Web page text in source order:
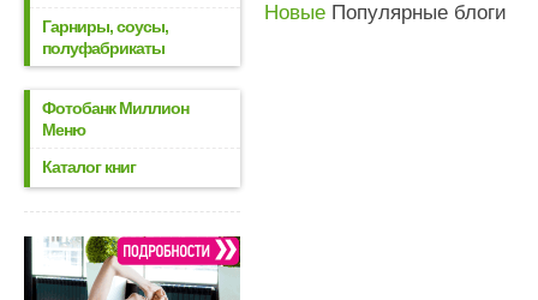
Гарниры, соусы,
полуфабрикаты
Фотобанк Миллион
Меню
Каталог книг
Новые Популярные блоги